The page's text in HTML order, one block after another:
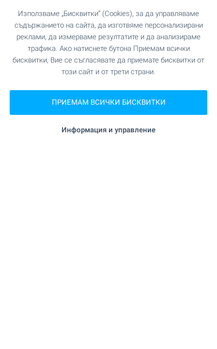
Използваме „Бисквитки“ (Cookies), за да управляваме
съдържанието на сайта, да изготвяме персонализирани
реклами, да измерваме резултатите и да анализираме
трафика. Ако натиснете бутона Приемам всички
бисквитки, Вие се съгласявате да приемате бисквитки от
този сайт и от трети страни.
ПРИЕМАМ ВСИЧКИ БИСКВИТКИ
Информация и управление